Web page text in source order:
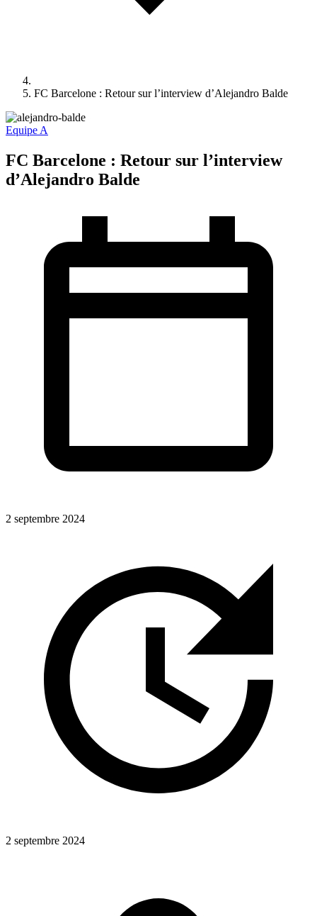
FC Barcelone : Retour sur l’interview d’Alejandro Balde
Equipe A
FC Barcelone : Retour sur l’interview
d’Alejandro Balde
2 septembre 2024
2 septembre 2024